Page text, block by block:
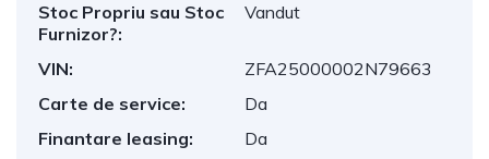
Stoc Propriu sau Stoc
Furnizor?:
Vandut
VIN:
ZFA25000002N79663
Carte de service:
Da
Finantare leasing:
Da